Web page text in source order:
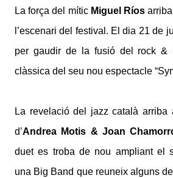
La força del mític Miguel Ríos
l’escenari del festival. El dia 21 de
per gaudir de la fusió del rock &
clàssica del seu nou espectacle
La revelació del jazz català
d’Andrea Motis & Joan
duet es troba de nou ampliant el
una Big Band que reuneix alguns